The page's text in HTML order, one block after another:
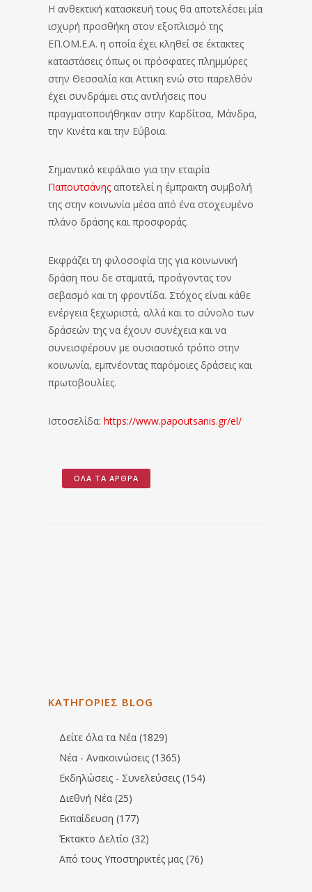
Η ανθεκτική κατασκευή τους θα αποτελέσει μία
ισχυρή προσθήκη στον εξοπλισμό της
ΕΠ.ΟΜ.Ε.Α. η οποία έχει κληθεί σε έκτακτες
καταστάσεις όπως οι πρόσφατες πλημμύρες
στην Θεσσαλία και Αττικη ενώ στο παρελθόν
έχει συνδράμει στις αντλήσεις που
πραγματοποιήθηκαν στην Καρδίτσα, Μάνδρα,
την Κινέτα και την Εύβοια.
Σημαντικό κεφάλαιο για την εταιρία
Παπουτσάνης αποτελεί η έμπρακτη συμβολή
της στην κοινωνία μέσα από ένα στοχευμένο
πλάνο δράσης και προσφοράς.
Εκφράζει τη φιλοσοφία της για κοινωνική
δράση που δε σταματά, προάγοντας τον
σεβασμό και τη φροντίδα. Στόχος είναι κάθε
ενέργεια ξεχωριστά, αλλά και το σύνολο των
δράσεών της να έχουν συνέχεια και να
συνεισφέρουν με ουσιαστικό τρόπο στην
κοινωνία, εμπνέοντας παρόμοιες δράσεις και
πρωτοβουλίες.
Ιστοσελίδα: https://www.papoutsanis.gr/el/
ΌΛΑ ΤΑ ΆΡΘΡΑ
ΚΑΤΗΓΟΡΙΕΣ BLOG
Δείτε όλα τα Νέα (1829)
Νέα - Ανακοινώσεις (1365)
Εκδηλώσεις - Συνελεύσεις (154)
Διεθνή Νέα (25)
Εκπαίδευση (177)
Έκτακτο Δελτίο (32)
Από τους Υποστηρικτές μας (76)